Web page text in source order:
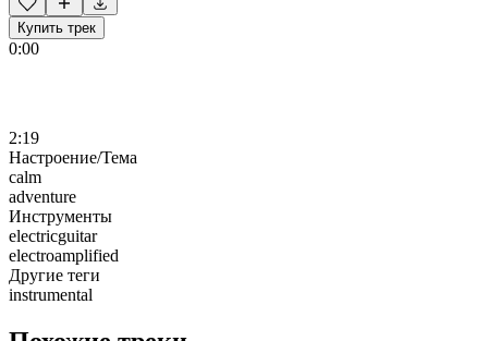
Купить трек
0:00
2:19
Настроение/Тема
calm
adventure
Инструменты
electricguitar
electroamplified
Другие теги
instrumental